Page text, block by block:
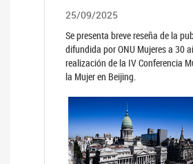
25/09/2025
Se presenta breve reseña de la
difundida por ONU Mujeres a 30
realización de la IV Conferencia
la Mujer en Beijing.